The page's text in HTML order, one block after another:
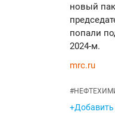
новый
попали
2024-м.
mrc.ru
#
+Добавить